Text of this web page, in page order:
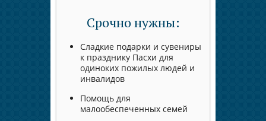
Срочно нужны:
Сладкие подарки и сувениры
к празднику Пасхи для
одиноких пожилых людей и
инвалидов
Помощь для
малообеспеченных семей